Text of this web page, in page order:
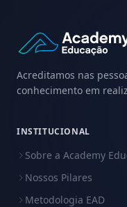
Acreditamos nas
conhecimento em
INSTITUCIONAL
Sobre a Academy
Nossos Pilares
Metodologia EAD